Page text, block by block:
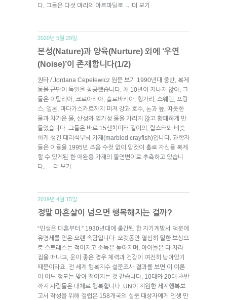
다. 그들은 다섯 마리의 아르마딜로 → 더 보기
2020년 5월 29일.
본성(Nature)과 양육(Nurture) 외에 ‘우연
(Noise)’이 존재합니다(1/2)
퀀타 / Jordana Cepelewicz 원문 보기 1990년대 중반, 복제
동물 군단이 독일을 침공했습니다. 채 10년이 지나지 않아, 그
들은 이탈리아, 크로아티아, 슬로바키아, 헝가리, 스웨덴, 프랑
스, 일본, 마다가스카르까지 퍼져 강과 호수, 논과 늪, 따듯한
물과 차가운 물, 산성와 염기성 물을 가리지 않고 황폐하게 만
들었습니다. 그들은 바로 15센치미터 길이의, 랍스터와 비슷
하게 생긴 대리석무늬 가재(marbled crayfish)입니다. 과학자
들은 이들을 1995년 즈음 수컷 없이 암컷이 홀로 자신을 복제
할 수 있게된 한 애완용 가재의 돌연변이로 추측하고 있습니
다.
→ 더 보기
2019년 4월 15일.
정말 마흔살이 넘으면 행복해지는 걸까?
“인생은 마흔부터.” 1930년대에 출간된 한 자기계발서 덕분에
유명세를 얻은 오랜 속담입니다. 오랫동안 열심히 일한 보상으
로 스트레스는 적어지고 소득은 높아지며, 아이들은 다 자라
집을 떠나고, 운이 좋은 경우 체력과 건강이 여전히 남아있기
때문이라죠. 전 세계 행복지수 설문조사 결과를 보면 이 이론
이 어느 정도는 맞아 떨어지는 것 같습니다. 10대와 20대 초반
까지 사람들은 대체로 행복합니다. UN이 지원한 세계행복보
고서 작성을 위해 갤럽은 158개국의 설문 대상자에게 인생 만